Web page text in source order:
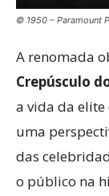
© 1950 – Paramount
A renomada
Crepúsculo
a vida da
uma
das
o público na